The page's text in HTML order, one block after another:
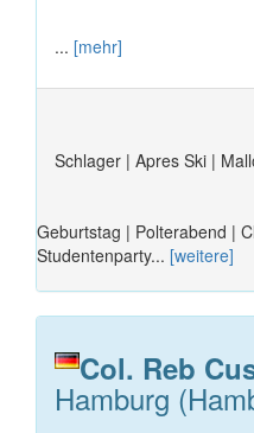
... [mehr]
Schlager | Apres Ski |
Geburtstag | Polterabend |
Studentenparty... [weitere]
Col. Reb
Hamburg